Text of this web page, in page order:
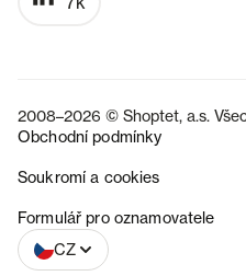
2008–2026 © Shoptet, a.s.
Obchodní podmínky
Soukromí a cookies
Formulář pro oznamovatele
CZ